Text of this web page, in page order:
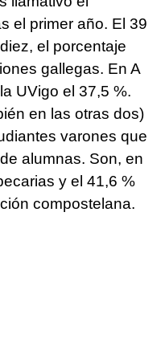
el primer año. El 39
el porcentaje
gallegas. En A
UVigo el 37,5 %.
en las otras dos)
varones que
alumnas. Son, en
y el 41,6 %
compostelana.